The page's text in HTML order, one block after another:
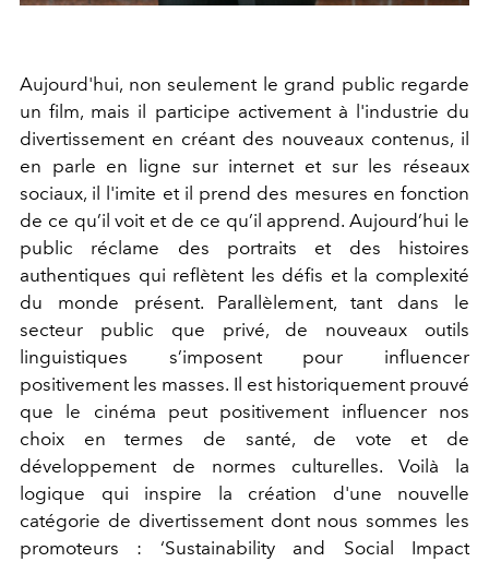
Aujourd'hui, non seulement le grand public regarde
un film, mais il participe activement à l'industrie du
divertissement en créant des nouveaux contenus, il
en parle en ligne sur internet et sur les réseaux
sociaux, il l'imite et il prend des mesures en fonction
de ce qu’il voit et de ce qu’il apprend. Aujourd’hui le
public réclame des portraits et des histoires
authentiques qui reflètent les défis et la complexité
du monde présent. Parallèlement, tant dans le
secteur public que privé, de nouveaux outils
linguistiques s’imposent pour influencer
positivement les masses. Il est historiquement prouvé
que le cinéma peut positivement influencer nos
choix en termes de santé, de vote et de
développement de normes culturelles. Voilà la
logique qui inspire la création d'une nouvelle
catégorie de divertissement dont nous sommes les
promoteurs : ‘Sustainability and Social Impact